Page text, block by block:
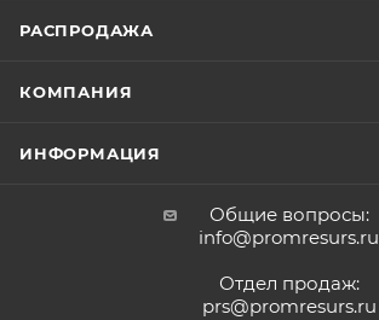
РАСПРОДАЖА
КОМПАНИЯ
ИНФОРМАЦИЯ
Общие вопросы:
info@promresurs.ru
Отдел продаж:
prs@promresurs.ru